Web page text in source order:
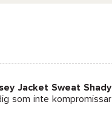
Jacket Sweat Shady
som inte kompromissar